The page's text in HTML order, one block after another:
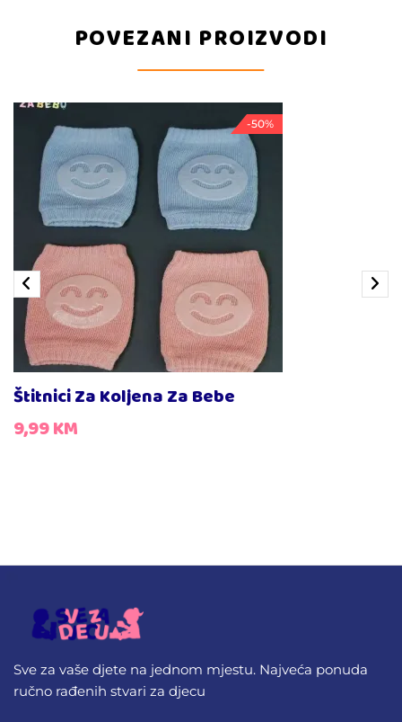
POVEZANI PROIZVODI
-50%
Štitnici Za Koljena Za Bebe
9,99KM
Sve za vaše djete na jednom mjestu. Najveća ponuda
ručno rađenih stvari za djecu